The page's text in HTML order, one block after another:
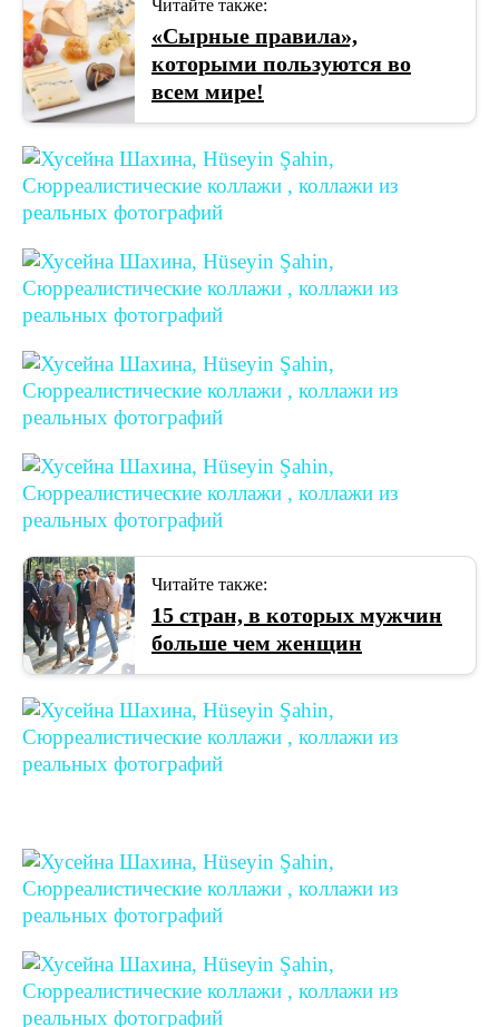
Читайте также:
«Сырные правила»,
которыми пользуются во
всем мире!
Читайте также:
15 стран, в которых мужчин
больше чем женщин